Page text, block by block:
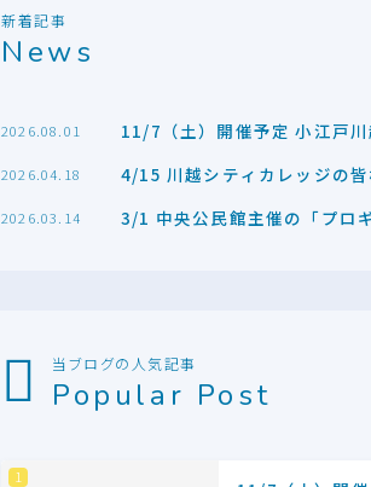
新着記事
News
11/7（土）開催予定 小江戸
2026.08.01
4/15 川越シティカレッジの
2026.04.18
3/1 中央公民館主催の「プロ
2026.03.14
当ブログの人気記事
Popular Post